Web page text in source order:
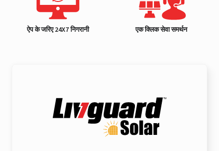
ऐप के जरिए 24X7 निगरानी एक क्लिक सेवा समर्थन